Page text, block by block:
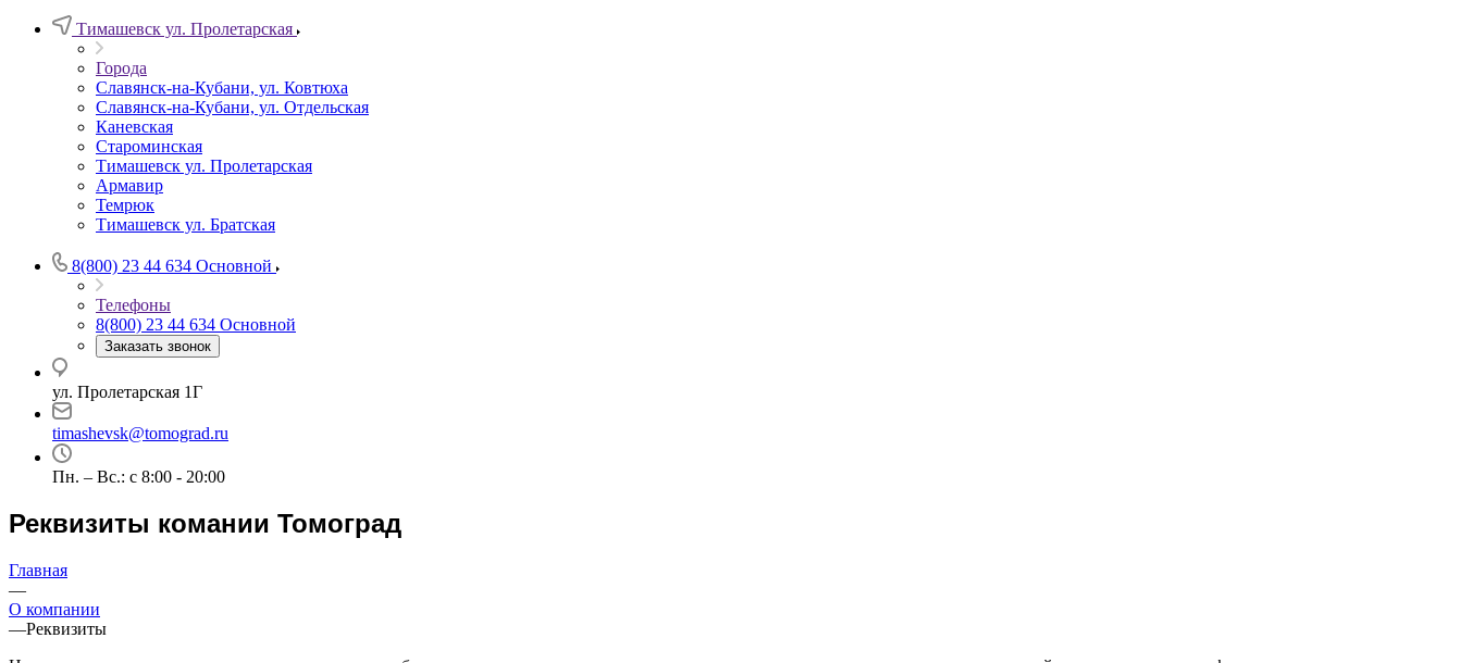
Тимашевск ул. Пролетарская
Города
Славянск-на-Кубани, ул. Ковтюха
Славянск-на-Кубани, ул. Отдельская
Каневская
Староминская
Тимашевск ул. Пролетарская
Армавир
Темрюк
Тимашевск ул. Братская
8(800) 23 44 634 Основной
Телефоны
8(800) 23 44 634 Основной
Заказать звонок
ул. Пролетарская 1Г
timashevsk@tomograd.ru
Пн. – Вс.: с 8:00 - 20:00
Реквизиты комании Томоград
Главная
—
О компании
—Реквизиты